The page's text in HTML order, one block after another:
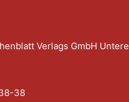
Verlags GmbH Untere
38